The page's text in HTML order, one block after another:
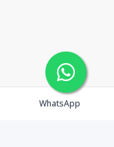
WhatsApp